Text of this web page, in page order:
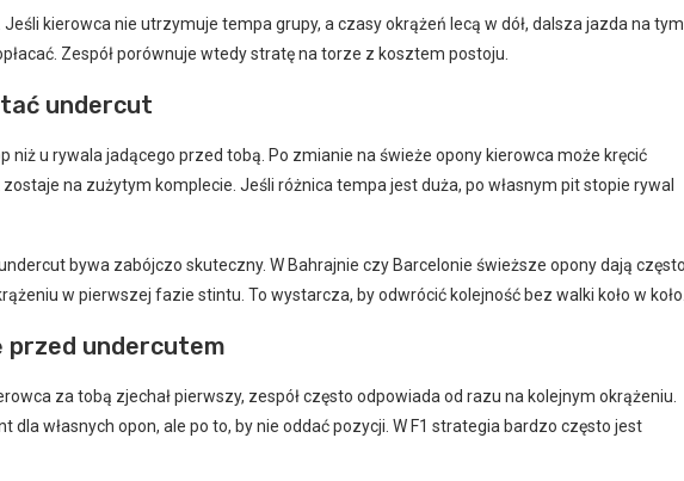
kierowca nie utrzymuje tempa grupy, a czasy okrążeń lecą w dół, dalsza jazda na tym
Zespół porównuje wtedy stratę na torze z kosztem postoju.
undercut
niż u rywala jadącego przed tobą. Po zmianie na świeże opony kierowca może kręcić
na zużytym komplecie. Jeśli różnica tempa jest duża, po własnym pit stopie rywal
bywa zabójczo skuteczny. W Bahrajnie czy Barcelonie świeższe opony dają często
w pierwszej fazie stintu. To wystarcza, by odwrócić kolejność bez walki koło w koło.
przed undercutem
za tobą zjechał pierwszy, zespół często odpowiada od razu na kolejnym okrążeniu.
dla własnych opon, ale po to, by nie oddać pozycji. W F1 strategia bardzo często jest